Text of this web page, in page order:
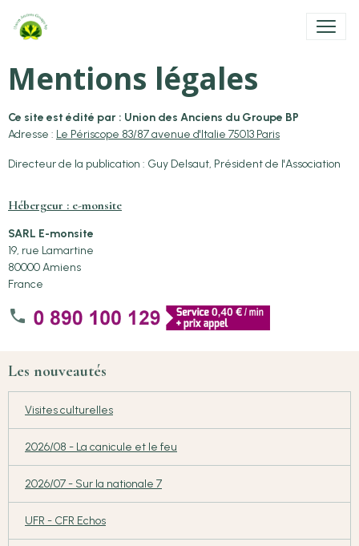
Mentions légales
Ce site est édité par : Union des Anciens du Groupe BP
Adresse : Le Périscope 83/87 avenue d'Italie 75013 Paris
Directeur de la publication : Guy Delsaut, Président de l'Association
Hébergeur : e-monsite
SARL E-monsite
19, rue Lamartine
80000 Amiens
France
Les nouveautés
Visites culturelles
2026/08 - La canicule et le feu
2026/07 - Sur la nationale 7
UFR - CFR Echos